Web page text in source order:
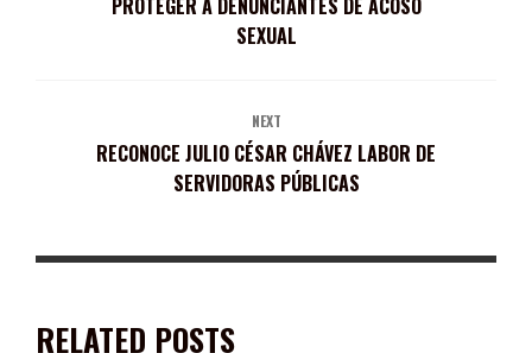
PROTEGER A DENUNCIANTES DE ACOSO
SEXUAL
NEXT
RECONOCE JULIO CÉSAR CHÁVEZ LABOR DE
SERVIDORAS PÚBLICAS
RELATED POSTS